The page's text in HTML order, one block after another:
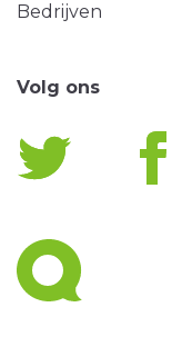
Bedrijven
Volg ons